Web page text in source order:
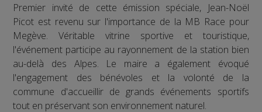
Premier invité de cette émission spéciale, Jean-Noël
Picot est revenu sur l'importance de la MB Race pour
Megève. Véritable vitrine sportive et touristique,
l'événement participe au rayonnement de la station bien
au-delà des Alpes. Le maire a également évoqué
l'engagement des bénévoles et la volonté de la
commune d'accueillir de grands événements sportifs
tout en préservant son environnement naturel.